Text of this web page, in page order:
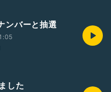
ンバーと抽選
した